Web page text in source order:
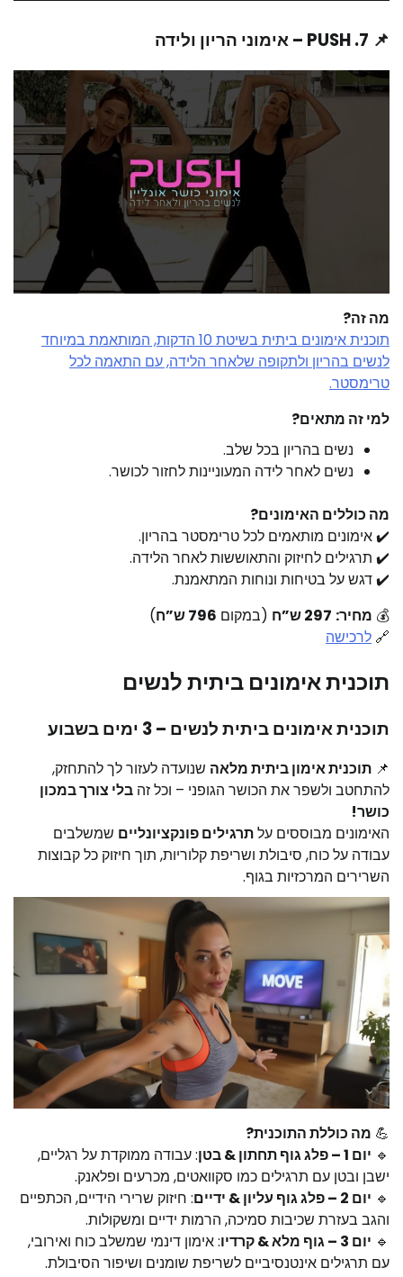
📌 7. PUSH – אימוני הריון ולידה
מה זה?
תוכנית אימונים ביתית בשיטת 10 הדקות, המותאמת במיוחד
לנשים בהריון ולתקופה שלאחר הלידה, עם התאמה לכל
טרימסטר.​
למי זה מתאים?
נשים בהריון בכל שלב.​
נשים לאחר לידה המעוניינות לחזור לכושר.​
מה כוללים האימונים?
✔️ אימונים מותאמים לכל טרימסטר בהריון.​
✔️ תרגילים לחיזוק והתאוששות לאחר הלידה.
✔️ דגש על בטיחות ונוחות המתאמנת.​
💰 מחיר: 297 ש”ח (במקום 796 ש”ח
)
🔗 לרכישה
תוכנית אימונים ביתית לנשים
תוכנית אימונים ביתית לנשים – 3 ימים בשבוע
📌 תוכנית אימון ביתית מלאה שנועדה לעזור לך להתחזק,
להתחטב ולשפר את הכושר הגופני – וכל זה בלי צורך במכון
כושר!
האימונים מבוססים עלתרגילים פונקציונליים שמשלבים
עבודה על כוח, סיבולת ושריפת קלוריות, תוך חיזוק כל קבוצות
השרירים המרכזיות בגוף.
💪 מה כוללת התוכנית?
🔹 יום 1 – פלג גוף תחתון & בטן
: עבודה ממוקדת על רגליים,
ישבן ובטן עם תרגילים כמו סקוואטים, מכרעים ופלאנק.
🔹 יום 2 – פלג גוף עליון & ידיים
: חיזוק שרירי הידיים, הכתפיים
והגב בעזרת שכיבות סמיכה, הרמות ידיים ומשקולות.
🔹 יום 3 – גוף מלא & קרדיו
: אימון דינמי שמשלב כוח ואירובי,
עם תרגילים אינטנסיביים לשריפת שומנים ושיפור הסיבולת.